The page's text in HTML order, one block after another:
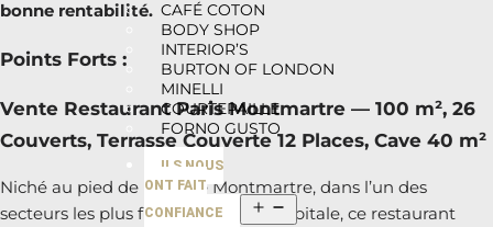
CAFÉ COTON
BODY SHOP
INTERIOR’S
BURTON OF LONDON
MINELLI
COURTEPAILLE
FORNO GUSTO
ILS NOUS
ONT FAIT
CONFIANCE
bonne rentabilité.
Points Forts :
Vente Restaurant Paris Montmartre — 100 m², 26
Couverts, Terrasse Couverte 12 Places, Cave 40 m²
Niché au pied de la Butte Montmartre, dans l’un des
secteurs les plus fréquentés de la capitale, ce restaurant